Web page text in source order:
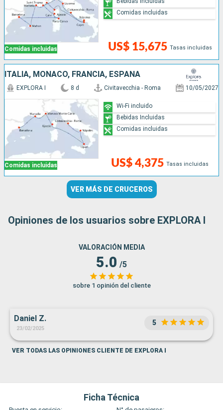
Comidas incluidas US$ 15,675 Tasas incluidas
Comidas incluidas
ITALIA, MONACO, FRANCIA, ESPAÑA
Comidas incluidas
EXPLORA I 8 d Civitavecchia - Roma 10/05/2027
US$ 4,375 Tasas incluidas
Wi-Fi incluido
Bebidas Incluidas
Comidas incluidas
VER MÁS DE CRUCEROS
Opiniones de los usuarios sobre EXPLORA I
VALORACIÓN MEDIA
5.0 /5
sobre 1 opinión del cliente
Daniel Z.
23/02/2025
5
VER TODAS LAS OPINIONES CLIENTE DE EXPLORA I
Ficha Técnica